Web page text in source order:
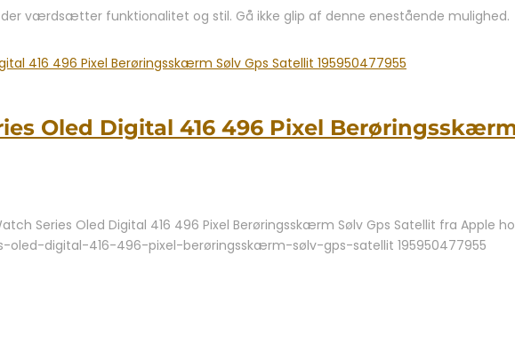
værdsætter funktionalitet og stil. Gå ikke glip af denne enestående mulighed.
Oled Digital 416 496 Pixel
Series Oled Digital 416 496 Pixel Berøringsskærm Sølv Gps Satellit fra Apple
oled-digital-416-496-pixel-berøringsskærm-sølv-gps-satellit 195950477955